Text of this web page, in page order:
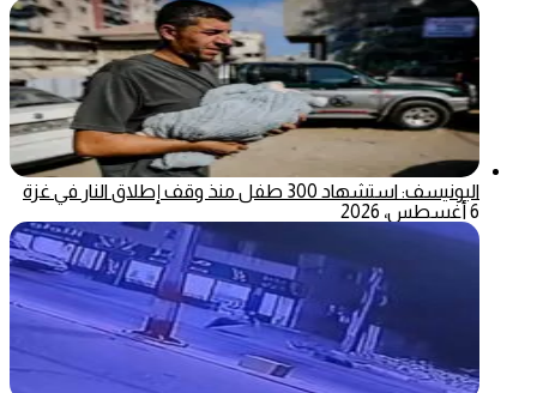
اليونيسف: استشهاد 300 طفل منذ وقف إطلاق النار في غزة
6 أغسطس، 2026